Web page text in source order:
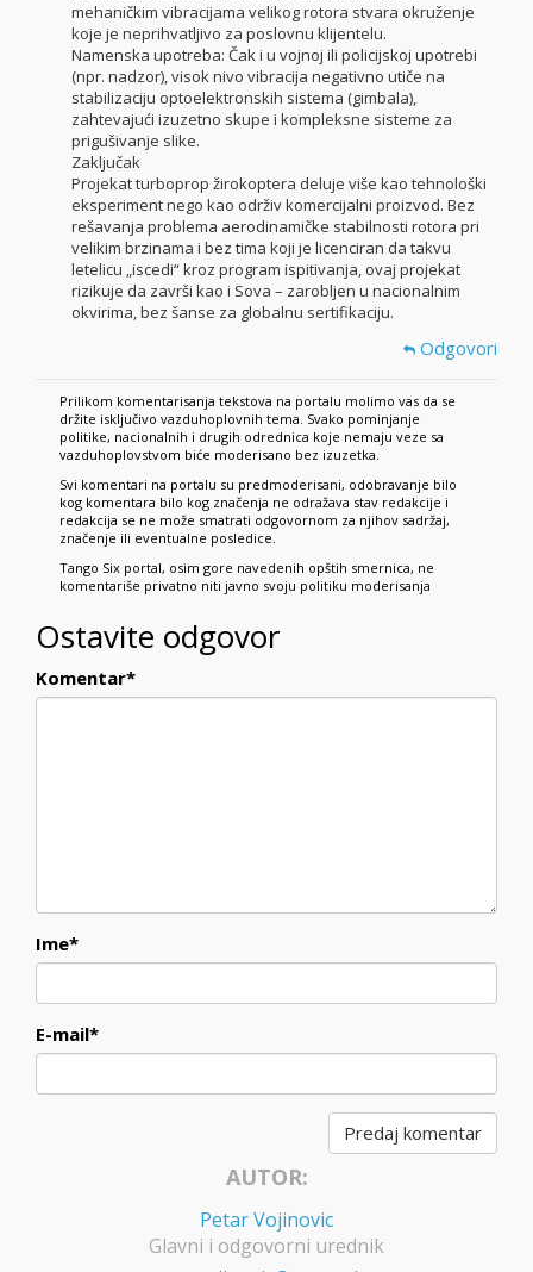
mehaničkim vibracijama velikog rotora stvara okruženje
koje je neprihvatljivo za poslovnu klijentelu.
Namenska upotreba: Čak i u vojnoj ili policijskoj upotrebi
(npr. nadzor), visok nivo vibracija negativno utiče na
stabilizaciju optoelektronskih sistema (gimbala),
zahtevajući izuzetno skupe i kompleksne sisteme za
prigušivanje slike.
Zaključak
Projekat turboprop žirokoptera deluje više kao tehnološki
eksperiment nego kao održiv komercijalni proizvod. Bez
rešavanja problema aerodinamičke stabilnosti rotora pri
velikim brzinama i bez tima koji je licenciran da takvu
letelicu „iscedi“ kroz program ispitivanja, ovaj projekat
rizikuje da završi kao i Sova – zarobljen u nacionalnim
okvirima, bez šanse za globalnu sertifikaciju.
Odgovori
Prilikom komentarisanja tekstova na portalu molimo vas da se
držite isključivo vazduhoplovnih tema. Svako pominjanje
politike, nacionalnih i drugih odrednica koje nemaju veze sa
vazduhoplovstvom biće moderisano bez izuzetka.
Svi komentari na portalu su predmoderisani, odobravanje bilo
kog komentara bilo kog značenja ne odražava stav redakcije i
redakcija se ne može smatrati odgovornom za njihov sadržaj,
značenje ili eventualne posledice.
Tango Six portal, osim gore navedenih opštih smernica, ne
komentariše privatno niti javno svoju politiku moderisanja
Ostavite odgovor
Komentar*
Ime*
E-mail*
AUTOR:
Petar Vojinovic
Glavni i odgovorni urednik